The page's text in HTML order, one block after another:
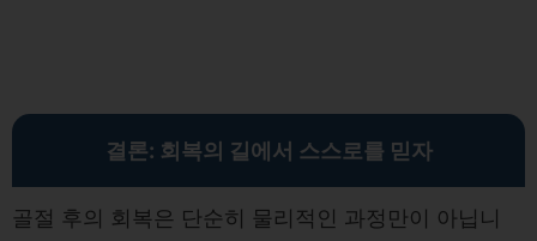
결론: 회복의 길에서 스스로를 믿자
골절 후의 회복은 단순히 물리적인 과정만이 아닙니